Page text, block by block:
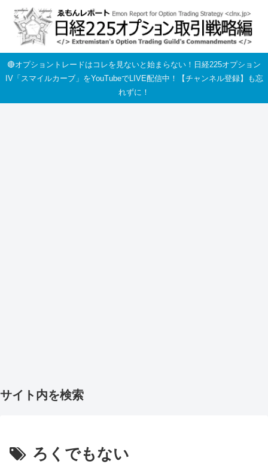
🔴オプショントレードはコレを見ないと始まらない！日経225オプション
IV「スマイルカーブ」をYouTubeでLIVE配信中！【チャンネル登録】も忘
れずに！
サイト内を検索
ろくでもない